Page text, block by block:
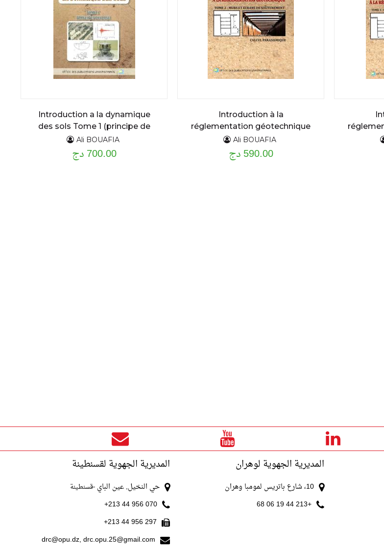
Introduction à la
réglementation géotechnique
T2
Ali BOUAFIA
590.00 دج
Introduction a la dynamique
des sols Tome 1 (principe de
base)
Ali BOUAFIA
700.00 دج
المديرية الجهوية لوهران
10، شارع باتريس لمومبا وهران
+213 44 19 06 68
المديرية الجهوية لقسنطينة
حي النخيل, عين الباي -قسنطينة
070 956 44 213+
297 956 44 213+
drc@opu.dz, drc.opu.25@gmail.com